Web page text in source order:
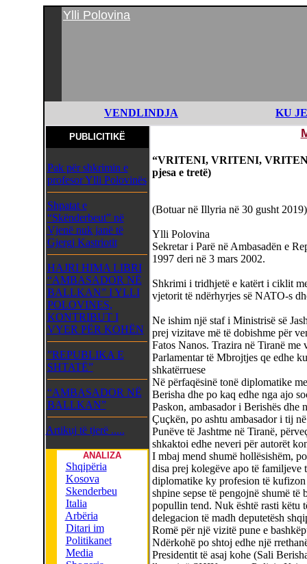
Ylli Polovina
VENDLINDJA KU
PUBLICITIKË
Pak për shkrimin e
profesor Ylli Polovinës
Shpatat e
“Skënderbeut” në
Vjenë nuk janë të
Gjergj Kastriotit
HAJRI HIMA LIBRI
“AMBASADOR NË
BALLKAN” I YLLI
POLOVINES,
KONTRIBUT I
VYER PËR KOHËN
”REPUBLIKA E
SHTATË”
“AMBASADOR NË
BALLKAN”
Artikuj të tjerë .....
ANALIZA
Shqipëria
Kosova
Skenderbeu
Italia
Arbëria
Ditari im
Politikanet
Media
“VRITENI, VRITENI,
pjesa e tretë)
(Botuar në Illyria në 30 gusht 2019)
Ylli Polovina
Sekretar i Parë në Ambasadën e
1997 deri në 3 mars 2002.
Shkrimi i tridhjetë e katërt i ciklit
vjetorit të ndërhyrjes së NATO-s
Ne ishim një staf i Ministrisë së
prej vizitave më të dobishme për
Fatos Nanos. Trazira në Tiranë
Parlamentar të Mbrojtjes qe edhe
shkatërruese
Në përfaqësinë tonë diplomatike
Berisha dhe po kaq edhe nga ajo
Paskon, ambasador i Berishës dhe
Çuçkën, po ashtu ambasador i tij
Punëve të Jashtme në Tiranë,
shkaktoi edhe neveri për autorët
I mbaj mend shumë hollësishëm,
disa prej kolegëve apo të familjeve
diplomatike ky profesion të
shpine sepse të pengojnë shumë
popullin tend. Nuk është rasti këtu
delegacion të madh deputetësh
Romë për një vizitë pune e
Ndërkohë po shtoj edhe një
Presidentit të asaj kohe (Sali